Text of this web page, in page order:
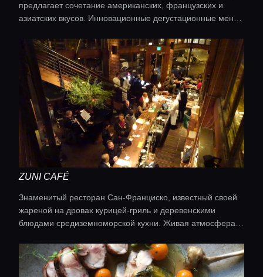
Главная
Локации
предлагает сочетание американских, французских и
азиатских вкусов. Инновационные дегустационные меню
точностью. Кухня: современная американская с
азиатскими нотками
ZUNI CAFÉ
Знаменитый ресторан Сан-Франциско, известный своей
жареной на дровах курицей-гриль и деревенскими
блюдами средиземноморской кухни. Живая атмосфера и
неизменным фаворитом. Кухня: средиземноморская